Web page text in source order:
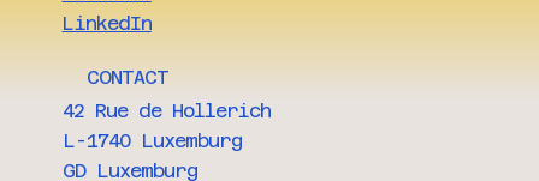
LinkedIn
CONTACT
42 Rue de Hollerich
L-1740 Luxemburg
GD Luxemburg